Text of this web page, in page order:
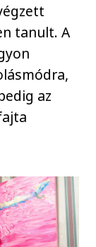
tanult. A
az